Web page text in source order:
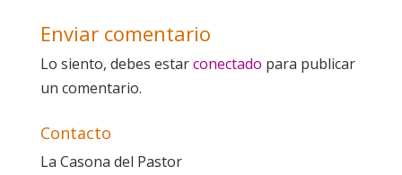
Enviar comentario
Lo siento, debes estarconectado para publicar
un comentario.
Contacto
La Casona del Pastor